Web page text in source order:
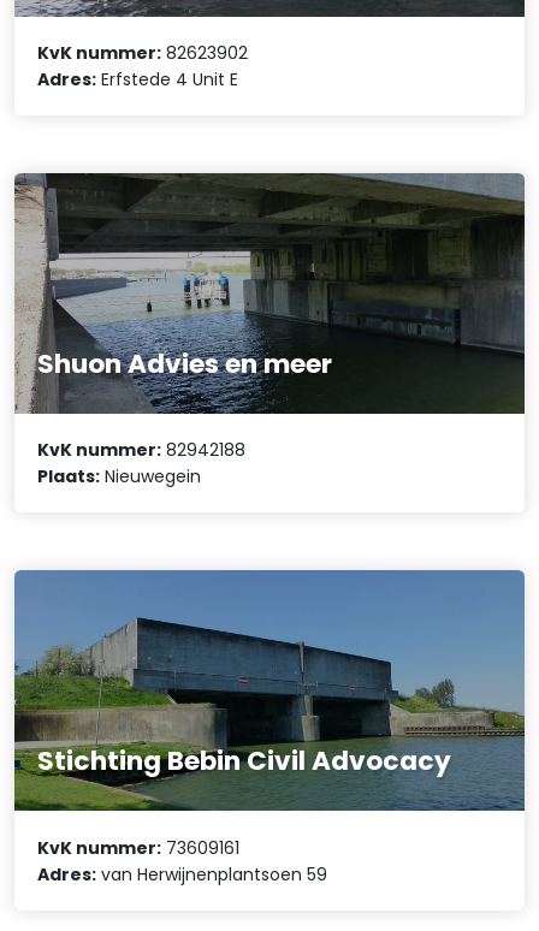
KvK nummer: 82623902
Adres: Erfstede 4 Unit E
Shuon Advies en meer
KvK nummer: 82942188
Plaats: Nieuwegein
Stichting Bebin Civil Advocacy
KvK nummer: 73609161
Adres: van Herwijnenplantsoen 59